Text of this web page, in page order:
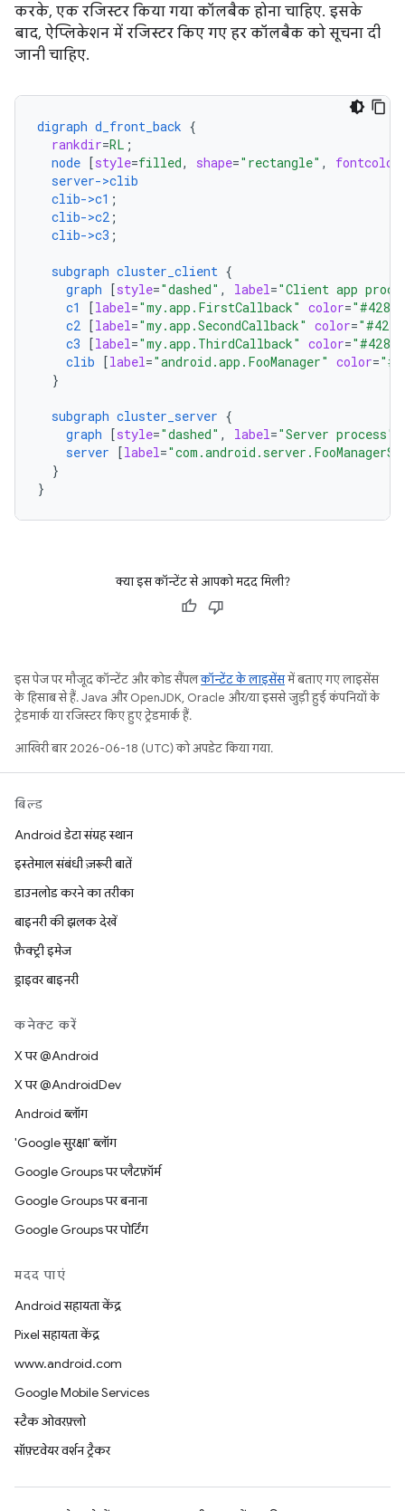
करके, एक रजिस्टर किया गया कॉलबैक होना चाहिए. इसके
बाद, ऐप्लिकेशन में रजिस्टर किए गए हर कॉलबैक को सूचना दी
जानी चाहिए.
digraph d_front_back {
rankdir=RL ;
node [style=filled, shape="rectangle" , fontcolor
server->clib
clib->c1 ;
clib->c2 ;
clib->c3 ;
subgraph cluster_client {
graph [style="dashed" , label="Client app
c1
[label="my.app.FirstCallback" color=
c2 [label="my.app.SecondCallback" color=
c3 [label="my.app.ThirdCallback" color=
clib [label="android.app.FooManager" color=
}
subgraph cluster_server {
graph [style="dashed" , label="Server process"
server [label=
}
}
क्या इस कॉन्टेंट से आपको मदद मिली?
इस पेज पर मौजूद कॉन्टेंट और कोड सैंपलकॉन्टेंट के लाइसेंसमें बताए गए लाइसेंस
के हिसाब से हैं. Java और OpenJDK, Oracle और/या इससे जुड़ी हुई कंपनियों के
ट्रेडमार्क या रजिस्टर किए हुए ट्रेडमार्क हैं.
आखिरी बार 2026-06-18 (UTC) को अपडेट किया गया.
बिल्ड
Android डेटा संग्रह स्थान
इस्तेमाल संबंधी ज़रूरी बातें
डाउनलोड करने का तरीका
बाइनरी की झलक देखें
फ़ैक्ट्री इमेज
ड्राइवर बाइनरी
कनेक्ट करें
X पर @Android
X पर @AndroidDev
Android ब्लॉग
'Google सुरक्षा' ब्लॉग
Google Groups पर प्लैटफ़ॉर्म
Google Groups पर बनाना
Google Groups पर पोर्टिंग
मदद पाएं
Android सहायता केंद्र
Pixel सहायता केंद्र
www.android.com
Google Mobile Services
स्टैक ओवरफ़्लो
सॉफ़्टवेयर वर्शन ट्रैकर